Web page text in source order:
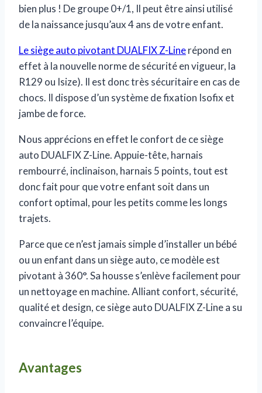
bien plus ! De groupe 0+/1, Il peut être ainsi utilisé
de la naissance jusqu’aux 4 ans de votre enfant.
Le siège auto pivotant DUALFIX Z-Linerépond en
effet à la nouvelle norme de sécurité en vigueur, la
R129 ou Isize). Il est donc très sécuritaire en cas de
chocs. Il dispose d’un système de fixation Isofix et
jambe de force.
Nous apprécions en effet le confort de ce siège
auto DUALFIX Z-Line. Appuie-tête, harnais
rembourré, inclinaison, harnais 5 points, tout est
donc fait pour que votre enfant soit dans un
confort optimal, pour les petits comme les longs
trajets.
Parce que ce n’est jamais simple d’installer un bébé
ou un enfant dans un siège auto, ce modèle est
pivotant à 360°. Sa housse s’enlève facilement pour
un nettoyage en machine. Alliant confort, sécurité,
qualité et design, ce siège auto DUALFIX Z-Line a su
convaincre l’équipe.
Avantages